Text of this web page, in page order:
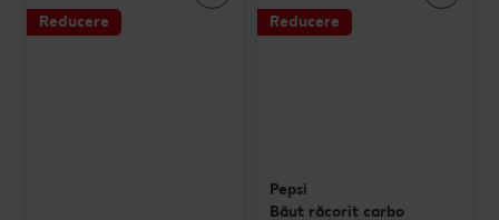
Reducere Reducere
Pepsi
Băut răcorit carbo